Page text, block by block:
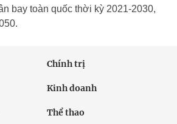
bay toàn quốc thời kỳ 2021-2030,
Chính trị
Kinh doanh
Thể thao